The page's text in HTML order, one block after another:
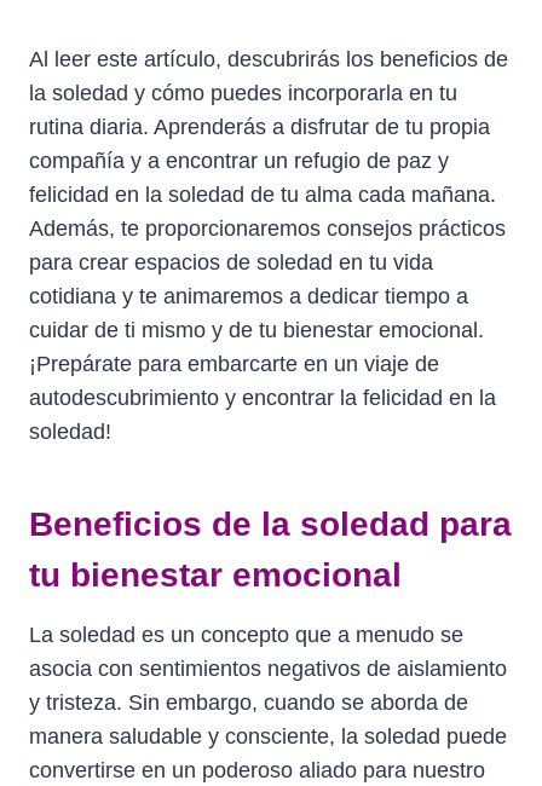
Al leer este artículo, descubrirás los beneficios de
la soledad y cómo puedes incorporarla en tu
rutina diaria. Aprenderás a disfrutar de tu propia
compañía y a encontrar un refugio de paz y
felicidad en la soledad de tu alma cada mañana.
Además, te proporcionaremos consejos prácticos
para crear espacios de soledad en tu vida
cotidiana y te animaremos a dedicar tiempo a
cuidar de ti mismo y de tu bienestar emocional.
¡Prepárate para embarcarte en un viaje de
autodescubrimiento y encontrar la felicidad en la
soledad!
Beneficios de la soledad para
tu bienestar emocional
La soledad es un concepto que a menudo se
asocia con sentimientos negativos de aislamiento
y tristeza. Sin embargo, cuando se aborda de
manera saludable y consciente, la soledad puede
convertirse en un poderoso aliado para nuestro